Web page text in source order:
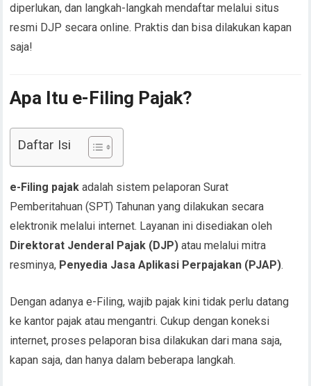
diperlukan, dan langkah-langkah mendaftar melalui situs
resmi DJP secara online. Praktis dan bisa dilakukan kapan
saja!
Apa Itu e-Filing Pajak?
Daftar Isi
e-Filing pajak adalah sistem pelaporan Surat
Pemberitahuan (SPT) Tahunan yang dilakukan secara
elektronik melalui internet. Layanan ini disediakan oleh
Direktorat Jenderal Pajak (DJP) atau melalui mitra
resminya, Penyedia Jasa Aplikasi Perpajakan (PJAP).
Dengan adanya e-Filing, wajib pajak kini tidak perlu datang
ke kantor pajak atau mengantri. Cukup dengan koneksi
internet, proses pelaporan bisa dilakukan dari mana saja,
kapan saja, dan hanya dalam beberapa langkah.